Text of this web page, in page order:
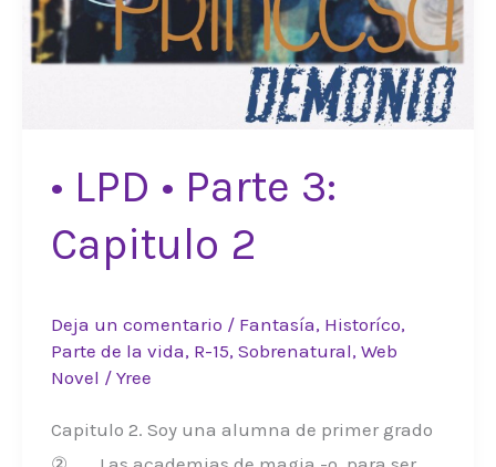
• LPD • Parte 3:
Capitulo 2
Deja un comentario / Fantasía, Historíco,
Parte de la vida, R-15, Sobrenatural, Web
Novel / Yree
Capitulo 2. Soy una alumna de primer grado